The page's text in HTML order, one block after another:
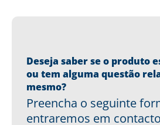
Deseja saber se o produto
ou tem alguma questão
mesmo?
Preencha o seguinte
entraremos em